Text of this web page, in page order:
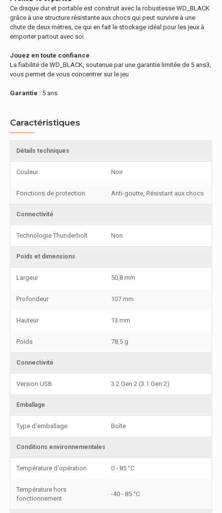
Ce disque dur et portable est construit avec la robustesse WD_BLACK
grâce à une structure résistante aux chocs qui peut survivre à une
chute de deux mètres, ce qui en fait le stockage idéal pour les jeux à
emporter partout avec soi.
Jouez en toute confiance
La fiabilité de WD_BLACK, soutenue par une garantie limitée de 5 ans3,
vous permet de vous concentrer sur le jeu
Garantie : 5 ans
Caractéristiques
Détails techniques
Couleur Noir
Fonctions de protection Anti-goutte, Résistant aux chocs
Connectivité
Technologie Thunderbolt Non
Poids et dimensions
Largeur 50,8 mm
Profondeur 107 mm
Hauteur 13 mm
Poids 78,5 g
Connectivité
Version USB 3.2 Gen 2 (3.1 Gen 2)
Emballage
Type d'emballage Boîte
Conditions environnementales
Température d'opération 0 - 85 °C
Température hors
fonctionnement
-40 - 85 °C